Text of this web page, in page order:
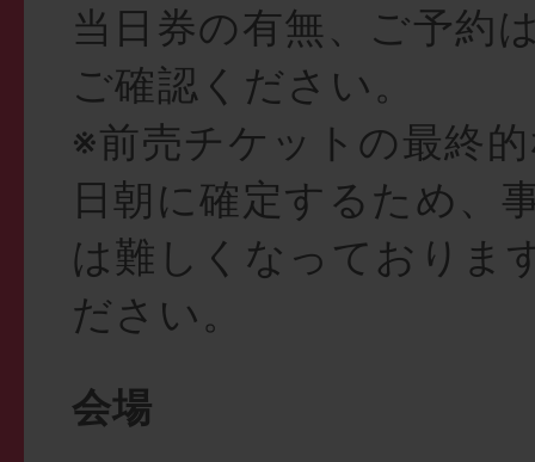
当日券の有無、ご予約
ご確認ください。
※前売チケットの最終
日朝に確定するため、
は難しくなっておりま
ださい。
会場